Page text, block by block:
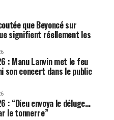
que Beyoncé sur
signifient réellement les
: Manu Lanvin met le feu
son concert dans le public
: “Dieu envoya le déluge…
le tonnerre”